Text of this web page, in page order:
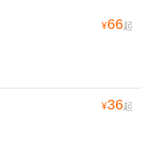
¥66起
¥36起